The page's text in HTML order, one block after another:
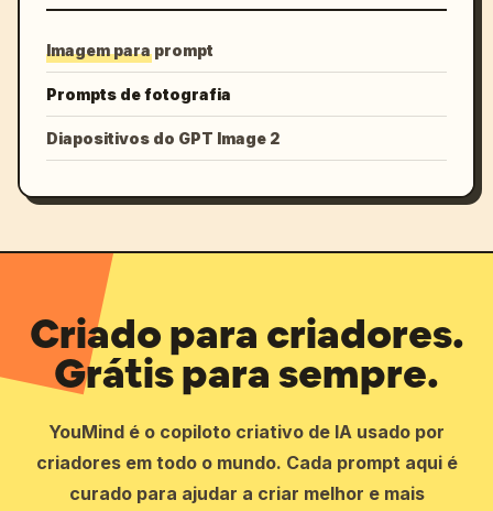
Imagem para prompt
Prompts de fotografia
Diapositivos do GPT Image 2
Criado para criadores.
Grátis para sempre.
YouMind é o copiloto criativo de IA usado por
criadores em todo o mundo. Cada prompt aqui é
curado para ajudar a criar melhor e mais